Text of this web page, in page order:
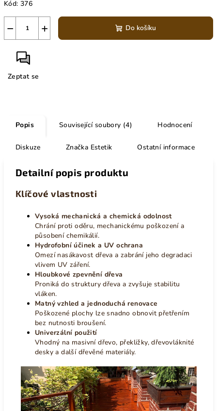
Kód: 376
+
− Do košíku
Zeptat se
Popis Související soubory (4) Hodnocení
Diskuze Značka Estetik Ostatní informace
Detailní popis produktu
Klíčovévlastnosti
Vysoká mechanická a chemická odolnost
Chrání proti oděru, mechanickému poškození a
působení chemikálií.
Hydrofobní účinek a UV ochrana
Omezí nasákavost dřeva a zabrání jeho degradaci
vlivem UV záření.
Hloubkové zpevnění dřeva
Proniká do struktury dřeva a zvyšuje stabilitu
vláken.
Matný vzhled a jednoduchá renovace
Poškozené plochy lze snadno obnovit přetřením
bez nutnosti broušení.
Univerzální použití
Vhodný na masivní dřevo, překližky, dřevovláknité
desky a další dřevěné materiály.